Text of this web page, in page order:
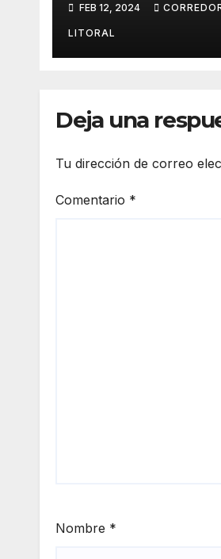
convirtió en la
primera santa
argentina
FEB 12, 2024
LITORAL
Deja una
Tu dirección de correo
Comentario *
Nombre *